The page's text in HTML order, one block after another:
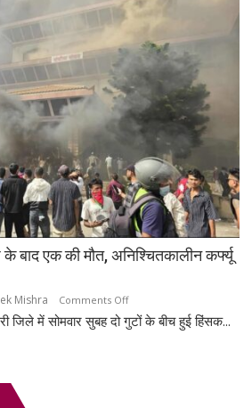
सांसदों,
AIPAC
और
इवेंजेलिकल
नेताओं
की
बाद एक की मौत, अनिश्चितकालीन कर्फ्यू
Mishra Comments Offon
पूर्वी
जिले में सोमवार सुबह दो गुटों के बीच हुई हिंसक...